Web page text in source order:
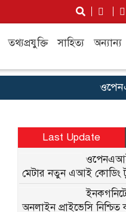
তথ্যপ্রযুক্তি সাহিত্য অন্যান্য
Last Update
মেটার নতুন এআই কোডিং
অনলাইন প্রাইভেসি নিশ্চিত